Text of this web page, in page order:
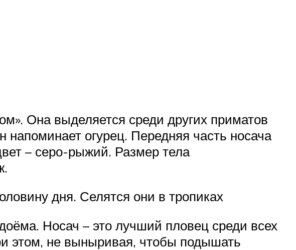
Она выделяется среди других приматов
огурец. Передняя часть носача
– серо-рыжий. Размер тела
дня. Селятся они в тропиках
Носач – это лучший пловец среди всех
этом, не выныривая, чтобы подышать